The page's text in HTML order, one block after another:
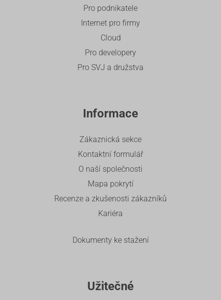
Pro podnikatele
Internet pro firmy
Cloud
Pro developery
Pro SVJ a družstva
Informace
Zákaznická sekce
Kontaktní formulář
O naší společnosti
Mapa pokrytí
Recenze a zkušenosti zákazníků
Kariéra
Dokumenty ke stažení
Užitečné